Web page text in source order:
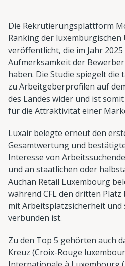
Die Rekrutierungsplattform
Ranking der
veröffentlicht, die im Jahr
Aufmerksamkeit der
haben. Die Studie spiegelt die
zu Arbeitgeberprofilen auf
des Landes wider und ist
für die Attraktivität einer
Luxair belegte erneut den
Gesamtwertung und
Interesse von
und an staatlichen oder
Auchan Retail Luxembourg
während CFL den dritten
mit Arbeitsplatzsicherheit und
verbunden ist.
Zu den Top 5 gehörten auch
Kreuz (Croix-Rouge